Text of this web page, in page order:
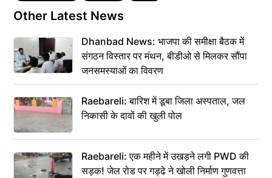
Other Latest News
Dhanbad News: भाजपा की समीक्षा बैठक में
संगठन विस्तार पर मंथन, बीडीओ से मिलकर सौंपा
जनसमस्याओं का विवरण
Raebareli: बारिश में डूबा जिला अस्पताल, जल
निकासी के दावों की खुली पोल
Raebareli: एक महीने में उखड़ने लगी PWD की
सड़क! जेल रोड पर गड्ढे ने खोली निर्माण गुणवत्ता